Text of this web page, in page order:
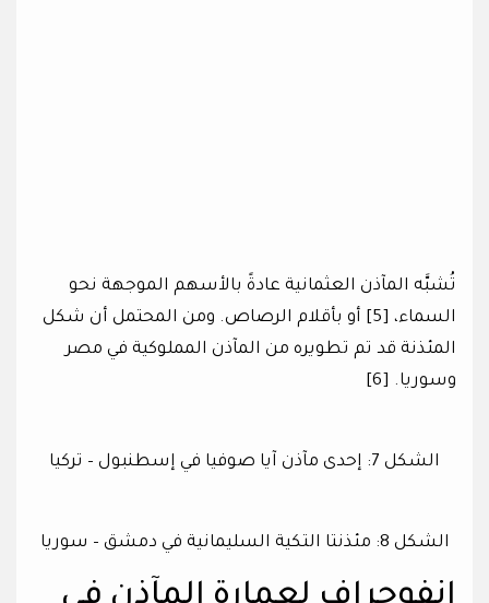
تُشبَّه المآذن العثمانية عادةً بالأسهم الموجهة نحو
السماء، [5] أو بأقلام الرصاص. ومن المحتمل أن شكل
المئذنة قد تم تطويره من المآذن المملوكية في مصر
وسوريا. [6]
الشكل 7: إحدى مآذن آيا صوفيا في إسطنبول – تركيا
الشكل 8: مئذنتا التكية السليمانية في دمشق – سوريا